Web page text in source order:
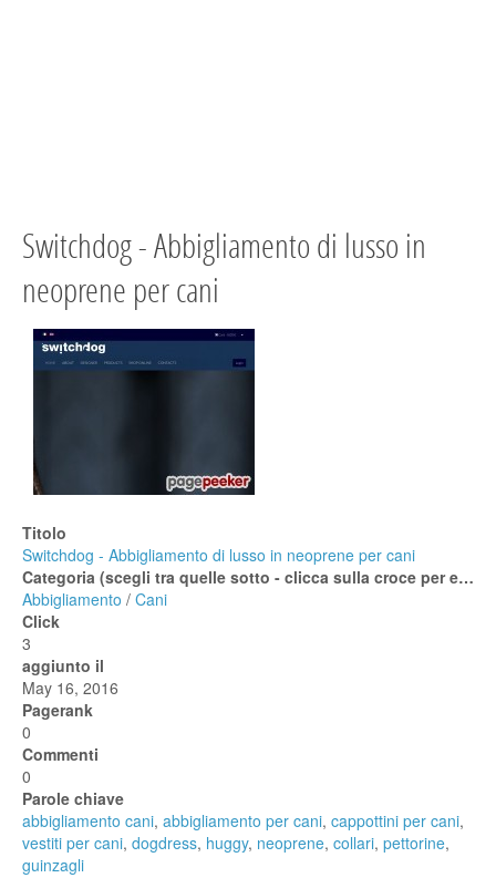
Switchdog - Abbigliamento di lusso in
neoprene per cani
Titolo
Switchdog - Abbigliamento di lusso in neoprene per cani
Categoria (scegli tra quelle sotto - clicca sulla croce per espanderle)
Abbigliamento / Cani
Click
3
aggiunto il
May 16, 2016
Pagerank
0
Commenti
0
Parole chiave
abbigliamento cani, abbigliamento per cani, cappottini per cani,
vestiti per cani, dogdress, huggy, neoprene, collari, pettorine,
guinzagli